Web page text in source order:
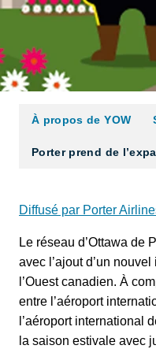
À propos de YOW
Porter prend de
Diffusé par Porter
Le réseau d’Ottawa de
avec l’ajout d’un
l’Ouest canadien. À
entre l’aéroport
l’aéroport international
la saison estivale avec